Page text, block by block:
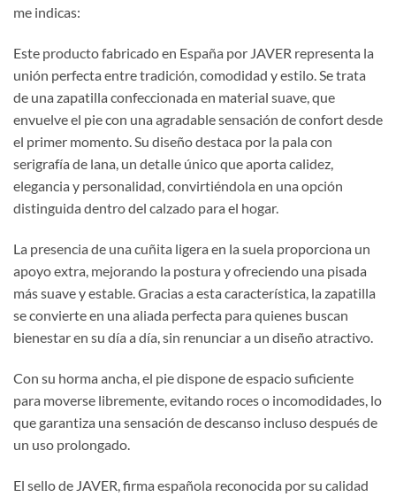
me indicas:
Este producto fabricado en España por JAVER representa la
unión perfecta entre tradición, comodidad y estilo. Se trata
de una zapatilla confeccionada en material suave, que
envuelve el pie con una agradable sensación de confort desde
el primer momento. Su diseño destaca por la pala con
serigrafía de lana, un detalle único que aporta calidez,
elegancia y personalidad, convirtiéndola en una opción
distinguida dentro del calzado para el hogar.
La presencia de una cuñita ligera en la suela proporciona un
apoyo extra, mejorando la postura y ofreciendo una pisada
más suave y estable. Gracias a esta característica, la zapatilla
se convierte en una aliada perfecta para quienes buscan
bienestar en su día a día, sin renunciar a un diseño atractivo.
Con su horma ancha, el pie dispone de espacio suficiente
para moverse libremente, evitando roces o incomodidades, lo
que garantiza una sensación de descanso incluso después de
un uso prolongado.
El sello de JAVER, firma española reconocida por su calidad